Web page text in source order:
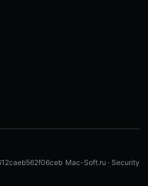
Mac-Soft.ru · Security